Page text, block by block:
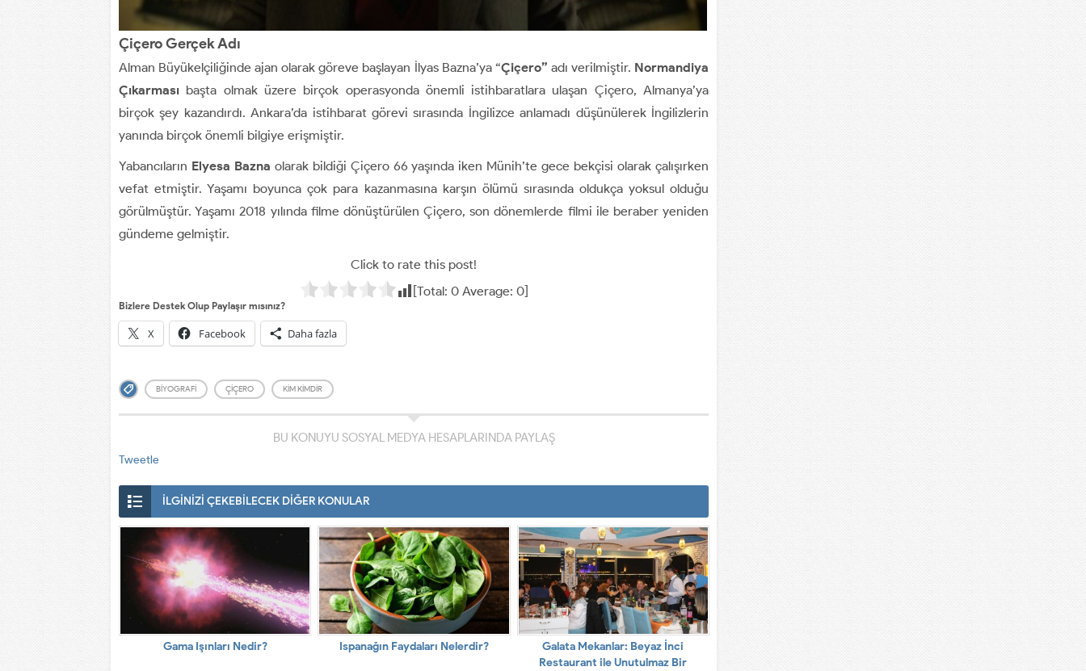
Çiçero Gerçek Adı
Alman Büyükelçiliğinde ajan olarak göreve başlayan İlyas Bazna’ya “Çiçero” adı verilmiştir. Normandiya
Çıkarması başta olmak üzere birçok operasyonda önemli istihbaratlara ulaşan Çiçero, Almanya’ya
birçok şey kazandırdı. Ankara’da istihbarat görevi sırasında İngilizce anlamadı düşünülerek İngilizlerin
yanında birçok önemli bilgiye erişmiştir.
Yabancıların Elyesa Bazna olarak bildiği Çiçero 66 yaşında iken Münih’te gece bekçisi olarak çalışırken
vefat etmiştir. Yaşamı boyunca çok para kazanmasına karşın ölümü sırasında oldukça yoksul olduğu
görülmüştür. Yaşamı 2018 yılında filme dönüştürülen Çiçero, son dönemlerde filmi ile beraber yeniden
gündeme gelmiştir.
Click to rate this post!
[Total: 0Average: 0]
Bizlere Destek Olup Paylaşır mısınız?
X Facebook Daha fazla
BIYOGRAFI ÇIÇERO KIM KIMDIR
BU KONUYU SOSYAL MEDYA HESAPLARINDA PAYLAŞ
Tweetle
İLGİNİZİ ÇEKEBİLECEK DİĞER KONULAR
Gama Işınları Nedir? Ispanağın Faydaları Nelerdir?
Galata Mekanlar: Beyaz İnci
Restaurant ile Unutulmaz Bir